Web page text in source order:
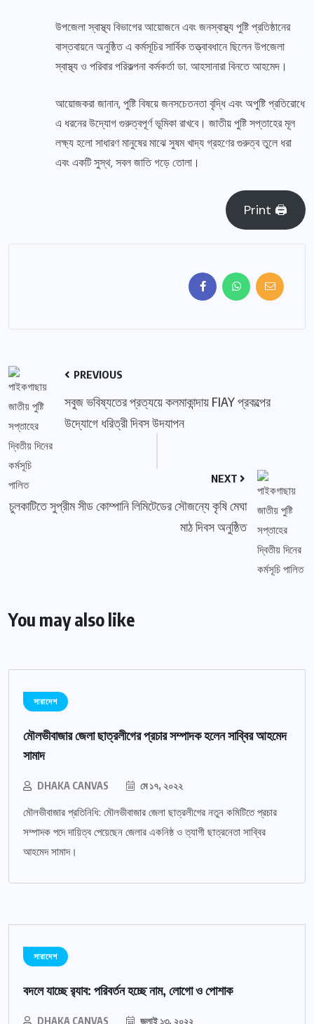
উপজেলা স্বাস্থ্য বিভাগের আয়োজনে এবং জনস্বাস্থ্য পুষ্টি প্রতিষ্ঠানের
বাস্তবায়নে অনুষ্ঠিত এ কর্মসূচির সার্বিক তত্ত্বাবধানে ছিলেন উপজেলা
স্বাস্থ্য ও পরিবার পরিকল্পনা কর্মকর্তা ডা. আহসানারা বিনতে আহমেদ।
আয়োজকরা জানান, পুষ্টি বিষয়ে জনসচেতনতা বৃদ্ধি এবং অপুষ্টি প্রতিরোধে
এ ধরনের উদ্যোগ গুরুত্বপূর্ণ ভূমিকা রাখবে। জাতীয় পুষ্টি সপ্তাহের মূল
লক্ষ্য হলো সাধারণ মানুষের মাঝে সুষম খাদ্য গ্রহণের গুরুত্ব তুলে ধরা
এবং একটি সুস্থ, সবল জাতি গড়ে তোলা।
Print 🖨
PREVIOUS
সবুজ ভবিষ্যতের প্রত্যয়ে কলমাকান্দায় FIAY প্রকল্পের
উদ্যোগে ধরিত্রী দিবস উদযাপন
NEXT
চুলকাটিতে সুপ্রীম সীড কোম্পানি লিমিটেডের সৌজন্যে কৃষি মেঘা
মাঠ দিবস অনুষ্ঠিত
You may also like
সারাদেশ
মৌলভীবাজার জেলা ছাত্রলীগের প্রচার সম্পাদক হলেন সাব্বির আহমেদ
সামাদ
DHAKA CANVAS মে ১৭, ২০২২
মৌলভীবাজার প্রতিনিধি: মৌলভীবাজার জেলা ছাত্রলীগের নতুন কমিটিতে প্রচার
সম্পাদক পদে দায়িত্ব পেয়েছেন জেলার একনিষ্ঠ ও ত্যাগী ছাত্রনেতা সাব্বির
আহমেদ সামাদ।
সারাদেশ
বদলে যাচ্ছে র‌্যাব: পরিবর্তন হচ্ছে নাম, লোগো ও পোশাক
DHAKA CANVAS জুলাই ১৩, ২০২২